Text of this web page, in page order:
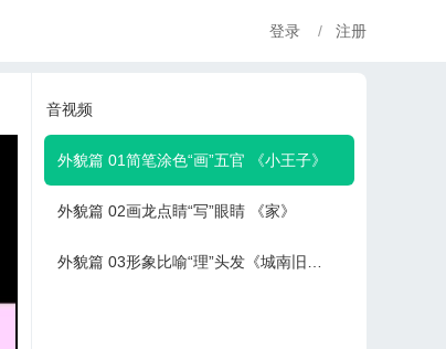
登录 / 注册
音视频
外貌篇 01简笔涂色“画”五官 《小王子》
外貌篇 02画龙点睛“写”眼睛 《家》